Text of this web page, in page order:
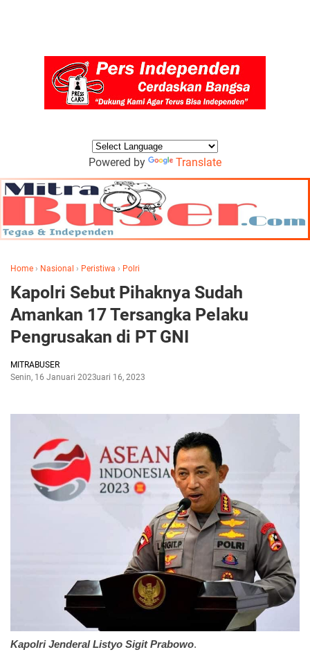
Powered by Translate
Home › Nasional › Peristiwa › Polri
Kapolri Sebut Pihaknya Sudah
Amankan 17 Tersangka Pelaku
Pengrusakan di PT GNI
MITRABUSER
Senin, 16 Januari 2023Januari 16, 2023
Kapolri Jenderal Listyo Sigit Prabowo.